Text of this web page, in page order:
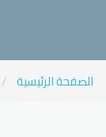
الصفحة الرئيسية